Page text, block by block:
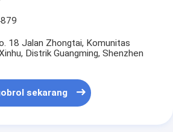
18 Jalan Zhongtai, Komunitas
Distrik Guangming, Shenzhen
sekarang